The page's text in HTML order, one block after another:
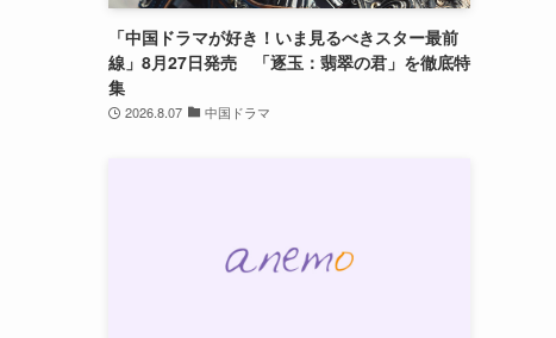
「中国ドラマが好き！いま見るべきスター最前
線」8月27日発売 「逐玉：翡翠の君」を徹底特
集
2026.8.07 中国ドラマ